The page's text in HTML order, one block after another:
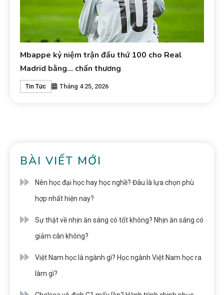
Mbappe kỷ niệm trận đấu thứ 100 cho Real
Madrid bằng… chấn thương
Tin Tức Tháng 4 25, 2026
BÀI VIẾT MỚI
Nên học đại học hay học nghề? Đâu là lựa chọn phù
hợp nhất hiện nay?
Sự thật về nhịn ăn sáng có tốt không? Nhịn ăn sáng có
giảm cân không?
Việt Nam học là ngành gì? Học ngành Việt Nam học ra
làm gì?